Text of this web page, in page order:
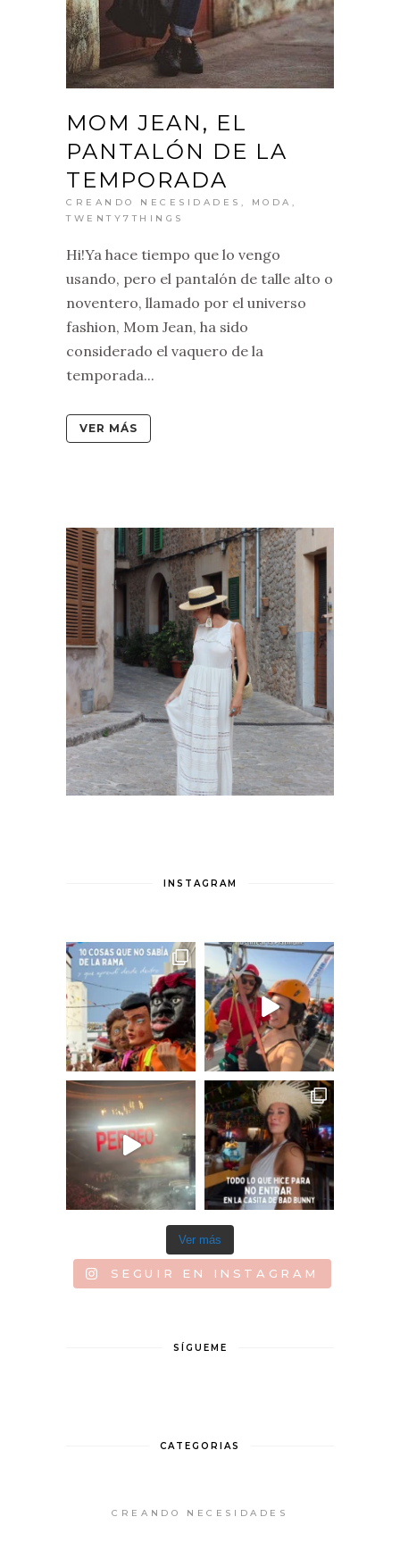
MOM JEAN, EL
PANTALÓN DE LA
TEMPORADA
CREANDO NECESIDADES , MODA ,
TWENTY7THINGS
Hi!Ya hace tiempo que lo vengo
usando, pero el pantalón de talle alto o
noventero, llamado por el universo
fashion, Mom Jean, ha sido
considerado el vaquero de la
temporada...
VER MÁS
INSTAGRAM
Ver más
SEGUIR EN INSTAGRAM
SÍGUEME
CATEGORIAS
CREANDO NECESIDADES